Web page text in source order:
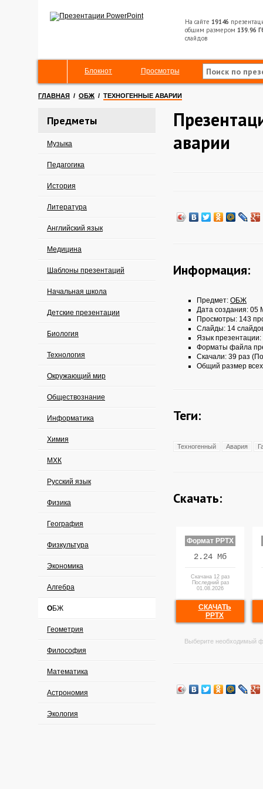
На сайте 19146
общим размером 139.96
слайдов
Блокнот Просмотры
ГЛАВНАЯ / ОБЖ / ТЕХНОГЕННЫЕ АВАРИИ
Предметы
Музыка
Педагогика
История
Литература
Английский язык
Медицина
Шаблоны презентаций
Начальная школа
Детские презентации
Биология
Технология
Окружающий мир
Обществознание
Информатика
Химия
МХК
Русский язык
Физика
География
Физкультура
Экономика
Алгебра
ОБЖ
Геометрия
Философия
Математика
Астрономия
Экология
аварии
Информация:
Предмет: ОБЖ
Дата создания: 05
Просмотры: 143
Слайды: 14
Язык презентации:
Форматы файла
Скачали: 39 раз
Общий размер
Теги:
Техногенный Авария
Скачать:
Формат PPTX
2.24 Мб
Скачана 12 раз
Последний раз
01.08.2026
СКАЧАТЬ
PPTX
Выберите необходимый